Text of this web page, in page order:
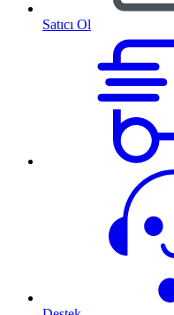
Satıcı Ol